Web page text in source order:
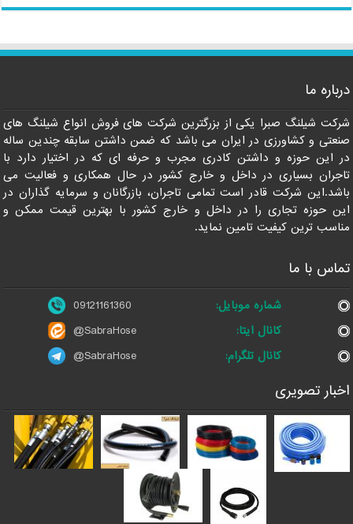
ما
شیلنگ صبرا یکی از بزرگترین شرکت های فروش انواع شیلنگ های
و کشاورزی در ایران می باشد که ضمن داشتن سابقه چندین ساله
این حوزه و داشتن کادری مجرب و حرفه ای که در اختیار دارد با
بسیاری در داخل و خارج کشور در حال همکاری و فعالیت می
شرکت قادر است تمامی تاجران، بازرگانان و سرمایه گذاران در
حوزه تجاری را در داخل و خارج کشور با بهترین قیمت ممکن و
ترین کیفیت تامین نماید.
با ما
شماره موبایل:
09121161360
کانال ایتا:
@SabraHose
کانال تلگرام:
@SabraHose
تصویری